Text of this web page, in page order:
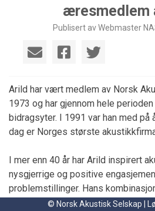
æresmedlem
Publisert av Webmaster
Arild har vært medlem av Norsk
1973 og har gjennom hele
bidragsyter. I 1991 var han med på
dag er Norges største
I mer enn 40 år har Arild inspirert
nysgjerrige og positive
problemstillinger. Hans
tilnærming og praktisk innsikt har
© Norsk Akustisk Selskap |